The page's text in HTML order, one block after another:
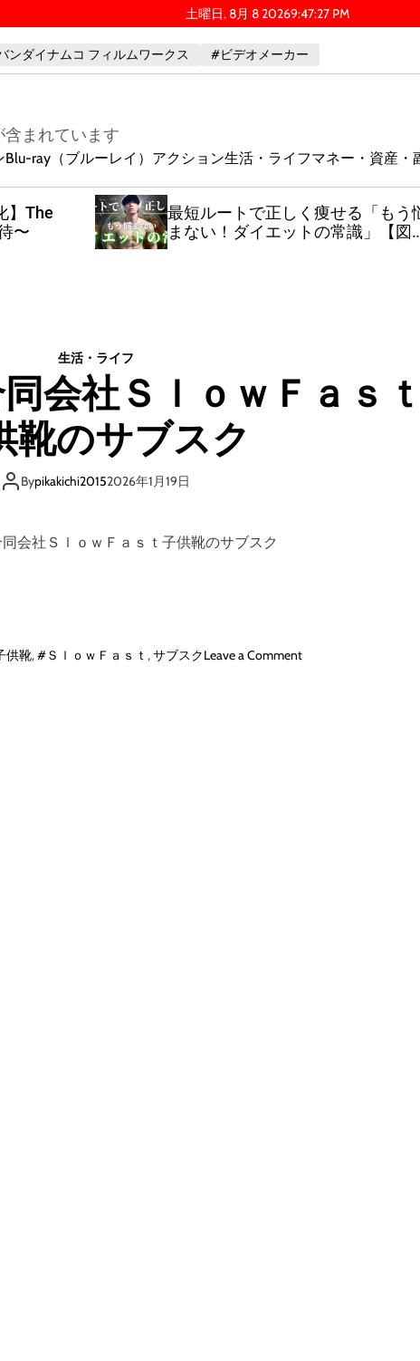
土曜日, 8月 8 20269:47:27 PM
ンダイナムコ フィルムワークス #ビデオメーカー
含まれています
Blu-ray（ブルーレイ） アクション生活・ライフマネー・資産・
】The
〜
最短ルートで正しく痩せる「もう
まない！ダイエットの常識」【図
生活・ライフ
同会社ＳｌｏｗＦａｓｔ
靴のサブスク
Bypikakichi20152026年1月19日
同会社ＳｌｏｗＦａｓｔ子供靴のサブスク
供靴,#ＳｌｏｗＦａｓｔ ,サブスクLeave a Commento